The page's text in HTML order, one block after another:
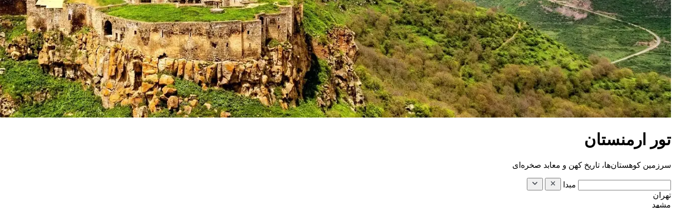
تور ارمنستان
سرزمین کوهستان‌ها، تاریخ کهن و معابد صخره‌ای
مبدا
تهران
مشهد